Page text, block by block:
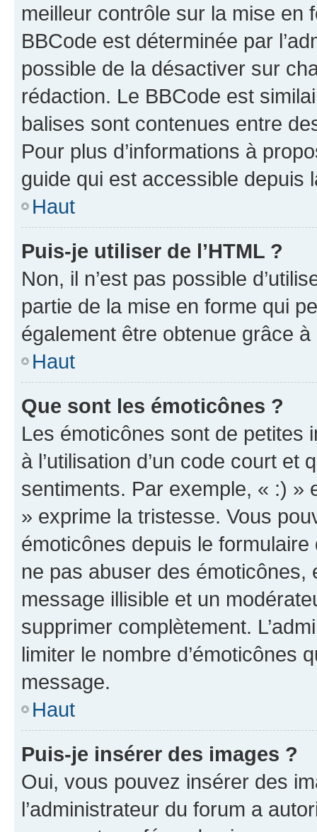
meilleur contrôle sur la mise en
BBCode est déterminée par
possible de la désactiver sur
rédaction. Le BBCode est
balises sont contenues entre
Pour plus d’informations à
guide qui est accessible depuis
Haut
Puis-je utiliser de l’HTML ?
Non, il n’est pas possible
partie de la mise en forme qui
également être obtenue grâce à
Haut
Que sont les émoticônes ?
Les émoticônes sont de petites
à l’utilisation d’un code court et
sentiments. Par exemple, « :) »
» exprime la tristesse. Vous
émoticônes depuis le
ne pas abuser des
message illisible et un
supprimer complètement.
limiter le nombre d’émoticônes
message.
Haut
Puis-je insérer des images ?
Oui, vous pouvez insérer des
l’administrateur du forum a